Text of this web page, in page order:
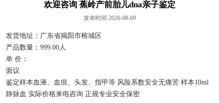
欢迎咨询 蕉岭产前胎儿dna亲子鉴定
发布时间:2026-08-09
发货地址：广东省揭阳市榕城区
产品数量：999.00人
单 价：
面议
鉴定样本血液、血痕、头发、指甲等 风险系数安全无痛苦 样本10ml
静脉血 实际价格来电咨询 正规专业安全保密